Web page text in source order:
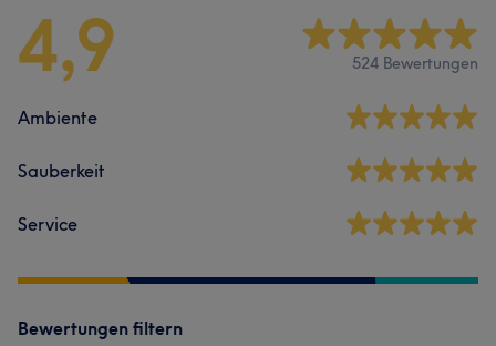
4,9 524 Bewertungen
Ambiente
Sauberkeit
Service
Bewertungen filtern